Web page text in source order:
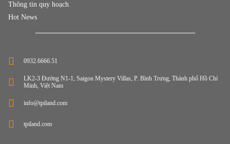
Thông tin quy hoạch
Hot News
0932.6666.51
LK2-3 Đường N1-1, Saigon Mystery Villas, P. Bình Trưng, Thành phố Hồ Chí
Minh, Việt Nam
info@tpiland.com
tpiland.com